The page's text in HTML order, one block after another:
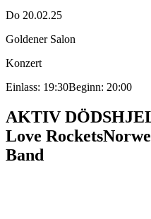
Do 20.02.25
Goldener Salon
Konzert
Einlass: 19:30Beginn: 20:00
AKTIV
Love Rockets
Band